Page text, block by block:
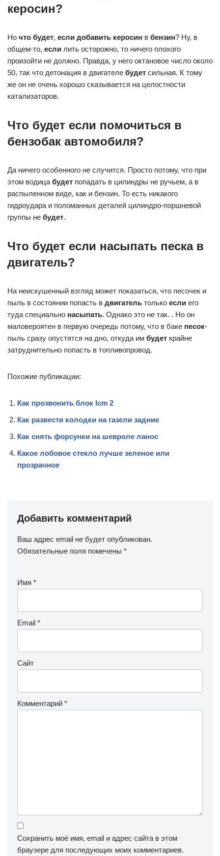
керосин?
Но что будет, если добавить керосин в бензин? Ну, в
общем-то, если лить осторожно, то ничего плохого
произойти не должно. Правда, у него октановое число около
50, так что детонация в двигателе будет сильная. К тому
же он не очень хорошо сказывается на целостности
катализаторов.
Что будет если помочиться в
бензобак автомобиля?
Да ничего особенного не случится. Просто потому, что при
этом водица будет попадать в цилиндры не ручьем, а в
распыленном виде, как и бензин. То есть никакого
гидроудара и поломанных деталей цилиндро-поршневой
группы не будет.
Что будет если насыпать песка в
двигатель?
На неискушенный взгляд может показаться, что песочек и
пыль в состоянии попасть в двигатель только если его
туда специально насыпать. Однако это не так. . Но он
маловероятен в первую очередь потому, что в баке песок-
пыль сразу опустятся на дно, откуда им будет крайне
затруднительно попасть в топливопровод.
Похожие публикации:
Как прозвонить блок lcm 2
Как развести колодки на газели задние
Как снять форсунки на шевроле ланос
Какое лобовое стекло лучше зеленое или
прозрачное
Добавить комментарий
Ваш адрес email не будет опубликован.
Обязательные поля помечены *
Имя *
Email *
Сайт
Комментарий *
Сохранить моё имя, email и адрес сайта в этом
браузере для последующих моих комментариев.